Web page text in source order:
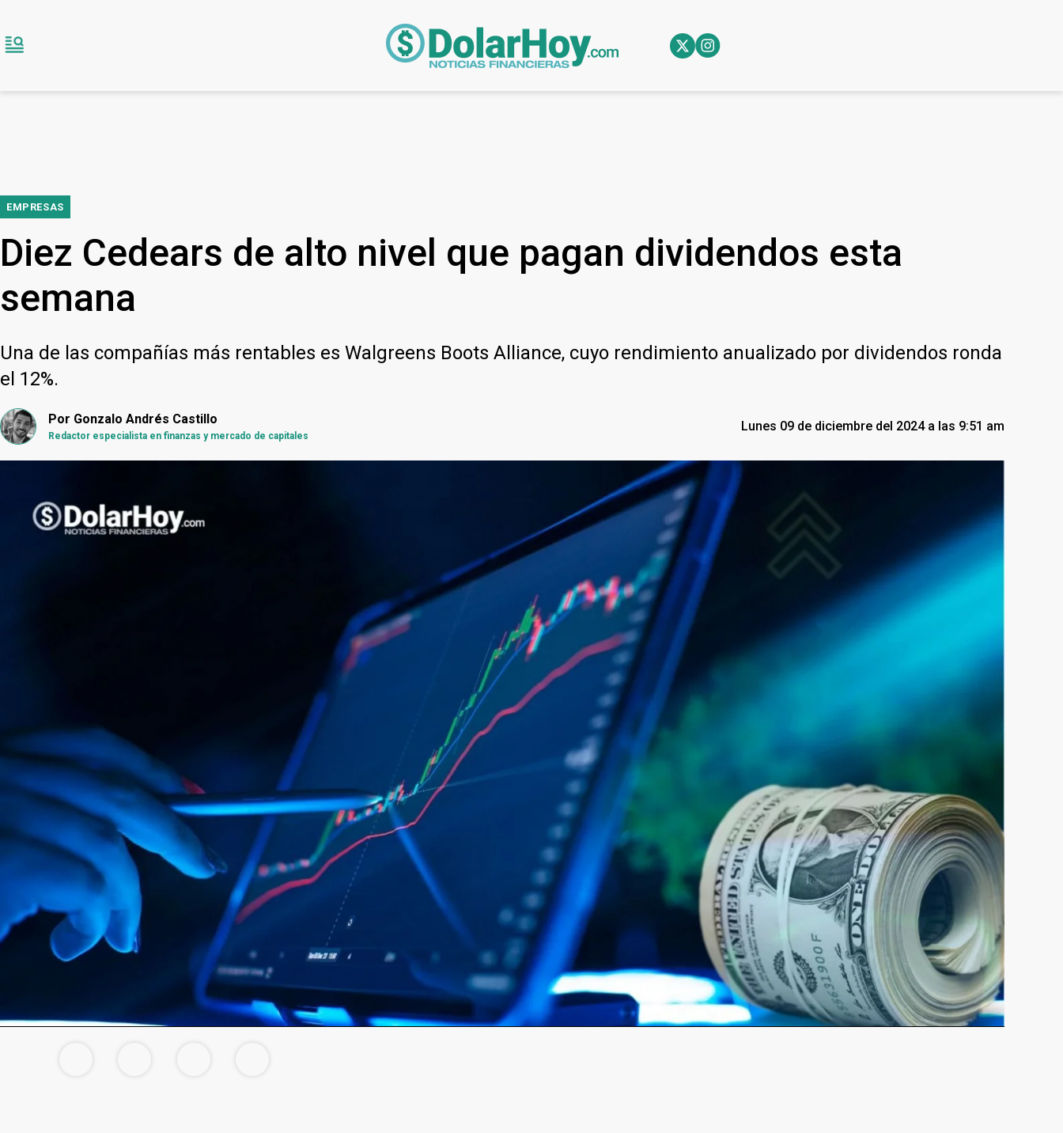
EMPRESAS
Diez Cedears de alto nivel que pagan dividendos esta
semana
Una de las compañías más rentables es Walgreens Boots Alliance, cuyo rendimiento anualizado por dividendos ronda
el 12%.
Por Gonzalo Andrés Castillo
Redactor especialista en finanzas y mercado de capitales
Lunes 09 de diciembre del 2024 a las 9:51 am